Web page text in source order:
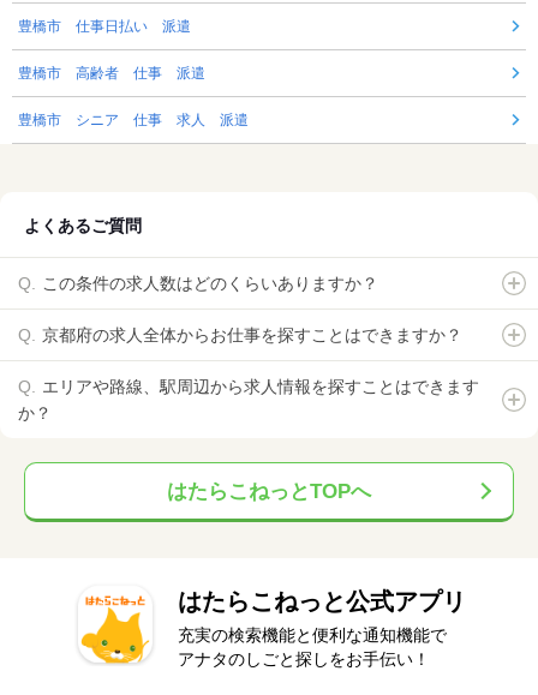
豊橋市 仕事日払い 派遣
豊橋市 高齢者 仕事 派遣
豊橋市 シニア 仕事 求人 派遣
よくあるご質問
この条件の求人数はどのくらいありますか？
京都府の求人全体からお仕事を探すことはできますか？
エリアや路線、駅周辺から求人情報を探すことはできます
か？
はたらこねっとTOPへ
はたらこねっと公式アプリ
充実の検索機能と便利な通知機能で
アナタのしごと探しをお手伝い！